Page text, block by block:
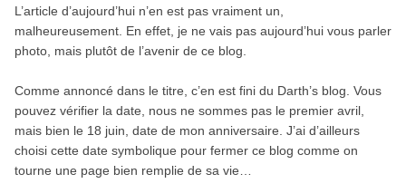
L’article d’aujourd’hui n’en est pas vraiment un,
malheureusement. En effet, je ne vais pas aujourd’hui vous parler
photo, mais plutôt de l’avenir de ce blog.
Comme annoncé dans le titre, c’en est fini du Darth’s blog. Vous
pouvez vérifier la date, nous ne sommes pas le premier avril,
mais bien le 18 juin, date de mon anniversaire. J’ai d’ailleurs
choisi cette date symbolique pour fermer ce blog comme on
tourne une page bien remplie de sa vie…